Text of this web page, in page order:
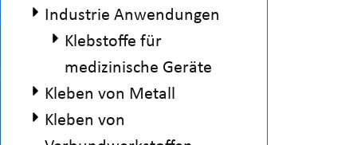
Industrie Anwendungen
Klebstoffe für
medizinische Geräte
Kleben von Metall
Kleben von